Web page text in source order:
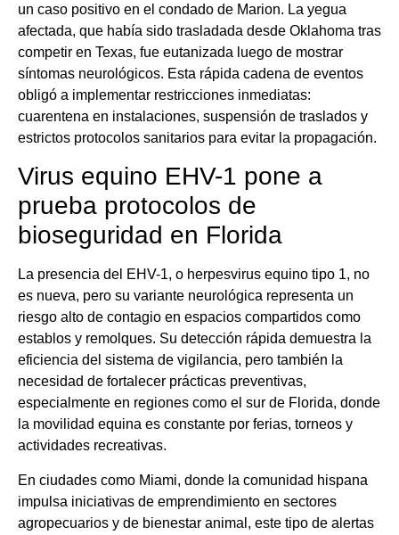
un caso positivo en el condado de Marion. La yegua
afectada, que había sido trasladada desde Oklahoma tras
competir en Texas, fue eutanizada luego de mostrar
síntomas neurológicos. Esta rápida cadena de eventos
obligó a implementar restricciones inmediatas:
cuarentena en instalaciones, suspensión de traslados y
estrictos protocolos sanitarios para evitar la propagación.
Virus equino EHV-1 pone a
prueba protocolos de
bioseguridad en Florida
La presencia del EHV-1, o herpesvirus equino tipo 1, no
es nueva, pero su variante neurológica representa un
riesgo alto de contagio en espacios compartidos como
establos y remolques. Su detección rápida demuestra la
eficiencia del sistema de vigilancia, pero también la
necesidad de fortalecer prácticas preventivas,
especialmente en regiones como el sur de Florida, donde
la movilidad equina es constante por ferias, torneos y
actividades recreativas.
En ciudades como Miami, donde la comunidad hispana
impulsa iniciativas de emprendimiento en sectores
agropecuarios y de bienestar animal, este tipo de alertas